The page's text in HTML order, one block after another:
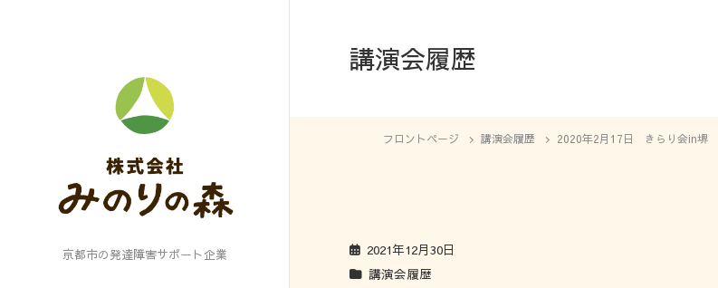
京都市の発達障害サポート企業
講演会履歴
フロントページ 講演会履歴 2020年2月17日 きらり会in堺
2021年12月30日
講演会履歴